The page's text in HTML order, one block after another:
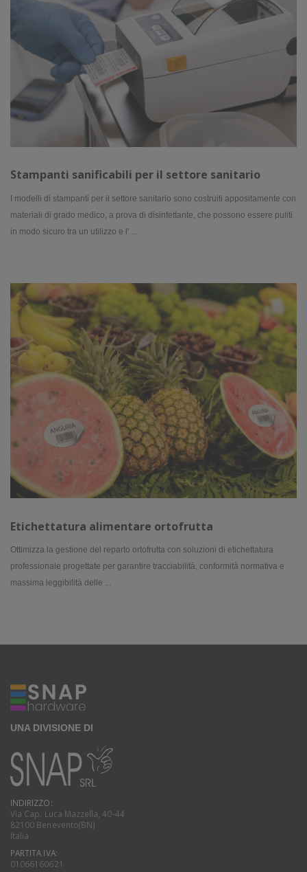
Stampanti sanificabili per il settore sanitario
I modelli di stampanti per il settore sanitario sono costruiti appositamente con
materiali di grado medico, a prova di disinfettante, che possono essere puliti
in modo sicuro tra un utilizzo e l' ...
Etichettatura alimentare ortofrutta
Ottimizza la gestione del reparto ortofrutta con soluzioni di etichettatura
professionale progettate per garantire tracciabilità, conformità normativa e
massima leggibilità delle ...
UNA DIVISIONE DI
INDIRIZZO:
Via Cap. Luca Mazzella, 40-44
82100 Benevento(BN)
Italia
PARTITA IVA:
01066160621